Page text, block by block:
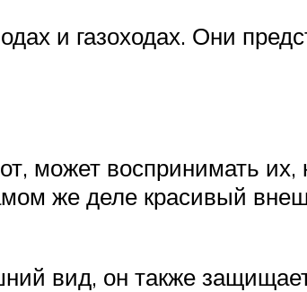
и газоходах. Они
может воспринимать их,
же деле красивый
вид, он также